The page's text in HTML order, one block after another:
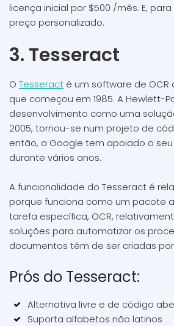
licença inicial por $500 /mês. E,
preço personalizado.
3. Tesseract
O Tesseract é um software de
que começou em 1985. A Hewlett-
desenvolvimento como uma
2005, tornou-se num projeto de
então, a Google tem apoiado o
durante vários anos.
A funcionalidade do Tesseract é
porque funciona como um pacote
tarefa específica, OCR,
soluções para automatizar os
documentos têm de ser criadas por
Prós do Tesseract:
Alternativa livre e de código
Suporta alfabetos não latinos